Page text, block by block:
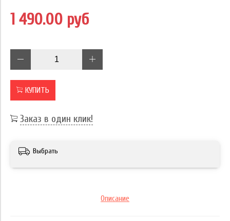
1 490.00 руб
КУПИТЬ
Заказ в один клик!
Выбрать
Описание